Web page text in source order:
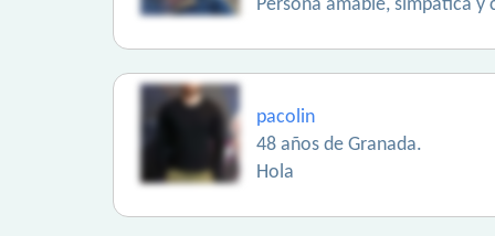
Persona amable, simpática y
pacolin
48 años de Granada.
Hola